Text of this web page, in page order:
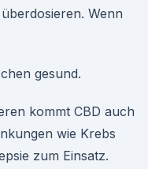
Wenn
gesund.
kommt CBD auch
wie Krebs
zum Einsatz.